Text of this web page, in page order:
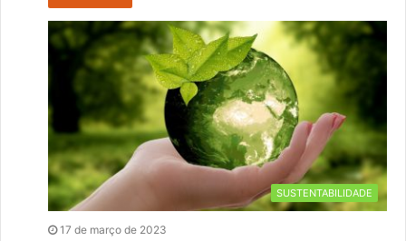
SUSTENTABILIDADE
17 de março de 2023